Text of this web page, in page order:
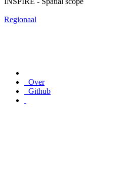
Regionaal
Over
Github